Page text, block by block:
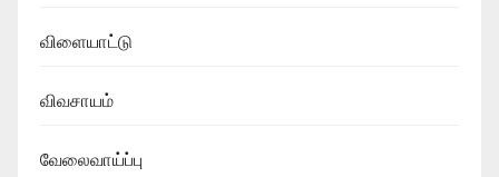
விளையாட்டு
விவசாயம்
வேலைவாய்ப்பு